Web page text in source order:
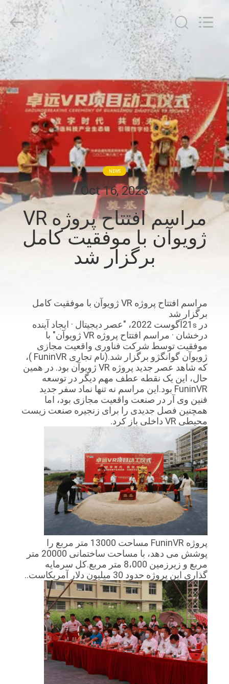
صفحه
اصلی
محصولات
نمایش
VR
درباره
ما
کارخانه
کیفیت
تماس
بگیرید
اخبار
موارد
نقشه
سایت
PRIVACY
POLICY
Co.,Ltd.
NEWS
Oct 16, 2023
مراسم افتتاح پروژه VR
ژویوآن با موفقیت کامل
برگزار شد
مراسم افتتاح پروژه VR ژویوآن با موفقیت کامل
برگزار شد
در 21 s
آگوست 2022، "عصر دیجیتال · ایجاد آینده
درخشان · مراسم افتتاح پروژه VR ژویوآن" با
موفقیت توسط شرکت فناوری واقعیت مجازی
ژویوآن گوانگژو برگزار شد.(نام تجاری ️FuninVR ️)،
که شاهد عصر جدید پروژه VR ژویوآن بود. در همین
حال، این یک نقطه عطف مهم دیگر در توسعه
FuninVR بود.این مراسم نه تنها نماد سفر جدید
فنین وی آر در صنعت واقعیت مجازی بود، اما
همچنین فصل جدیدی را برای زنجیره صنعت زیست
محیطی VR داخلی باز کرد.
پروژه FuninVR مساحت 13000 متر مربع را
پوشش می دهد، با مساحت ساختمانی 20000 متر
مربع و زیرزمین 8،000 متر مربع.کل سرمایه
گذاری این پروژه حدود 30 میلیون دلار آمریکاست..